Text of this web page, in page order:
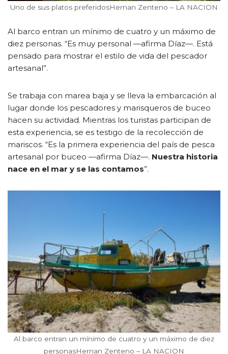
Uno de sus platos preferidosHernan Zenteno – LA NACION
Al barco entran un mínimo de cuatro y un máximo de
diez personas. “Es muy personal —afirma Díaz—. Está
pensado para mostrar el estilo de vida del pescador
artesanal”.
Se trabaja con marea baja y se lleva la embarcación al
lugar donde los pescadores y marisqueros de buceo
hacen su actividad. Mientras los turistas participan de
esta experiencia, se es testigo de la recolección de
mariscos. “Es la primera experiencia del país de pesca
artesanal por buceo —afirma Díaz—. Nuestra historia
nace en el mar y se las contamos”.
Al barco entran un mínimo de cuatro y un máximo de diez
personasHernan Zenteno – LA NACION